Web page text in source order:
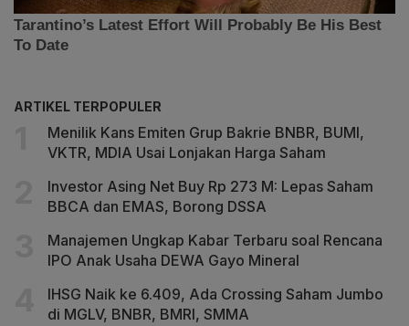
ARTIKEL TERPOPULER
Menilik Kans Emiten Grup Bakrie BNBR, BUMI,
VKTR, MDIA Usai Lonjakan Harga Saham
Investor Asing Net Buy Rp 273 M: Lepas Saham
BBCA dan EMAS, Borong DSSA
Manajemen Ungkap Kabar Terbaru soal Rencana
IPO Anak Usaha DEWA Gayo Mineral
IHSG Naik ke 6.409, Ada Crossing Saham Jumbo
di MGLV, BNBR, BMRI, SMMA